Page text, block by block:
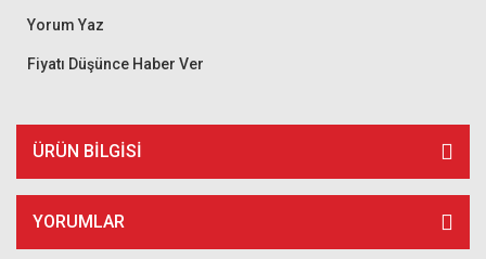
Yorum Yaz
Fiyatı Düşünce Haber Ver
ÜRÜN BILGISI
YORUMLAR